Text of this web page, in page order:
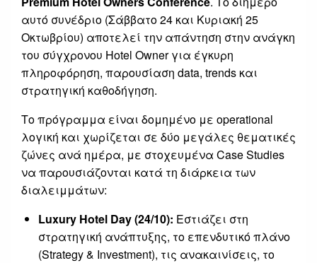
αυτό συνέδριο (Σάββατο 24 και Κυριακή 25
Οκτωβρίου) αποτελεί την απάντηση στην ανάγκη
του σύγχρονου Hotel Owner για έγκυρη
πληροφόρηση, παρουσίαση data, trends και
στρατηγική καθοδήγηση.
Το πρόγραμμα είναι δομημένο με operational
λογική και χωρίζεται σε δύο μεγάλες θεματικές
ζώνες ανά ημέρα, με στοχευμένα Case Studies
να παρουσιάζονται κατά τη διάρκεια των
διαλειμμάτων:
Luxury Hotel Day (24/10): Εστιάζει στη
στρατηγική ανάπτυξης, το επενδυτικό πλάνο
(Strategy & Investment), τις ανακαινίσεις, το